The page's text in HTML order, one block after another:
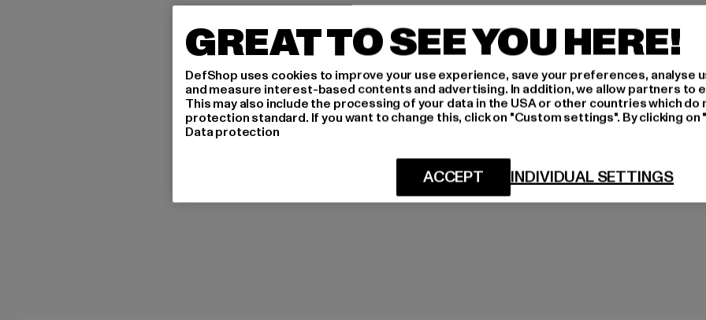
Hersteller: Alpha
Siemensstraße 11 |
GRÖSSE
LIEFERUNG &
GREAT TO SEE YOU HERE!
DefShop uses cookies to improve your use experience, save your preferences, analyse
and measure interest-based contents and advertising. In addition, we allow partners to
This may also include the processing of your data in the USA or other countries which do
protection standard. If you want to change this, click on "Custom settings". By clicking
Data protection
INDIVIDUAL SETTINGS
ACCEPT